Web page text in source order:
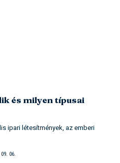
és milyen típusai
ipari létesítmények, az emberi
09. 06.